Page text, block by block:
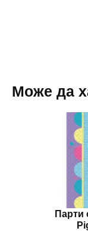
Може да
Парти